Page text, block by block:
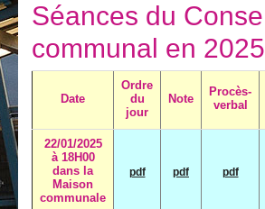
Je visite
Publications
Actualités
E-guichet / Prendre RDV
Actualités
Séances du
communal en 2025
Date
Ordre
du
jour
Note
Procès-
verbal
22/01/2025
à 18H00
dans la
Maison
communale
pdf pdf pdf